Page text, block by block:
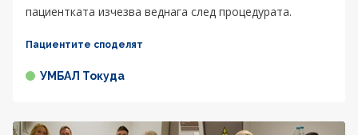
пациентката изчезва веднага след процедурата.
Пациентите споделят
УМБАЛ Токуда